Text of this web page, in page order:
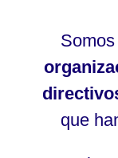
Somos
que